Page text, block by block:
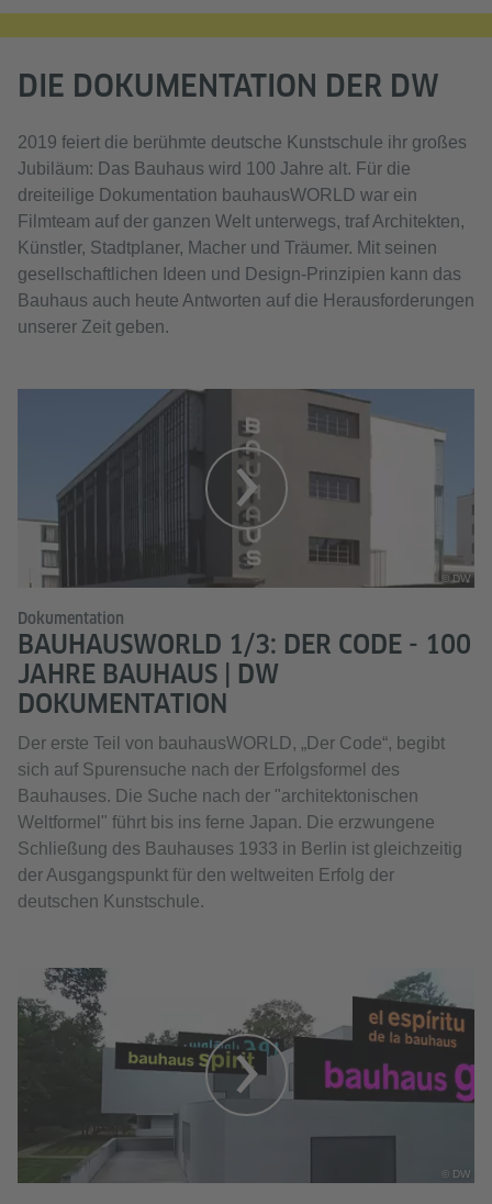
DIE DOKUMENTATION DER DW
2019 feiert die berühmte deutsche Kunstschule ihr großes
Jubiläum: Das Bauhaus wird 100 Jahre alt. Für die
dreiteilige Dokumentation bauhausWORLD war ein
Filmteam auf der ganzen Welt unterwegs, traf Architekten,
Künstler, Stadtplaner, Macher und Träumer. Mit seinen
gesellschaftlichen Ideen und Design-Prinzipien kann das
Bauhaus auch heute Antworten auf die Herausforderungen
unserer Zeit geben.
© DW
Dokumentation
BAUHAUSWORLD 1/3: DER CODE - 100
JAHRE BAUHAUS | DW
DOKUMENTATION
Der erste Teil von bauhausWORLD, „Der Code“, begibt
sich auf Spurensuche nach der Erfolgsformel des
Bauhauses. Die Suche nach der "architektonischen
Weltformel" führt bis ins ferne Japan. Die erzwungene
Schließung des Bauhauses 1933 in Berlin ist gleichzeitig
der Ausgangspunkt für den weltweiten Erfolg der
deutschen Kunstschule.
© DW